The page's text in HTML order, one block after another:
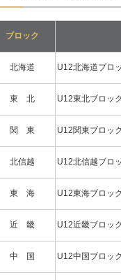
ブロック
北海道 U12北海道ブロ
東 北 U12東北ブロッ
関 東 U12関東ブロッ
北信越 U12北信越ブロ
東 海 U12東海ブロッ
近 畿 U12近畿ブロッ
中 国 U12中国ブロッ